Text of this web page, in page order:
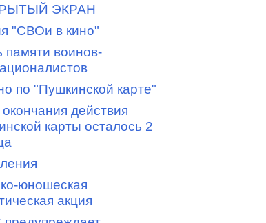
ЭКРАН
"СВОи в кино"
памяти воинов-
по "Пушкинской карте"
действия
карты осталось 2
юношеская
акция